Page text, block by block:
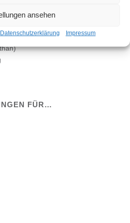
ansehen
Datenschutzerklärung Impressum
FÜR…